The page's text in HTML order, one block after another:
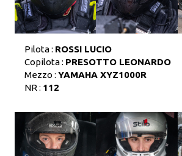
Pilota : ROSSI LUCIO
Copilota : PRESOTTO LEONARDO
Mezzo : YAMAHA XYZ1000R
NR : 112